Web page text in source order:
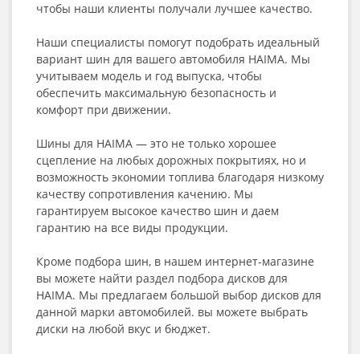
чтобы наши клиенты получали лучшее качество.
Наши специалисты помогут подобрать идеальный
вариант шин для вашего автомобиля HAIMA. Мы
учитываем модель и год выпуска, чтобы
обеспечить максимальную безопасность и
комфорт при движении.
Шины для HAIMA — это не только хорошее
сцепление на любых дорожных покрытиях, но и
возможность экономии топлива благодаря низкому
качеству сопротивления качению. Мы
гарантируем высокое качество шин и даем
гарантию на все виды продукции.
Кроме подбора шин, в нашем интернет-магазине
вы можете найти раздел подбора дисков для
HAIMA. Мы предлагаем большой выбор дисков для
данной марки автомобилей. вы можете выбрать
диски на любой вкус и бюджет.